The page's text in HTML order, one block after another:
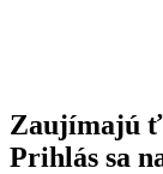
Zaujímajú
Prihlás sa